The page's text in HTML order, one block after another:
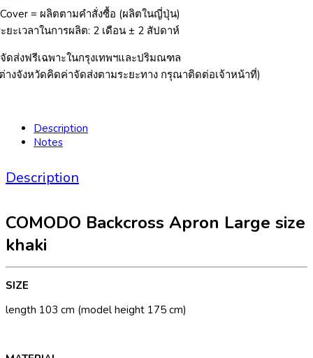
= ผลิตตามคำสั่งซื้อ (ผลิตในญี่ปุ่น)
ยะเวลาในการผลิต: 2 เดือน ± 2 สัปดาห์
ดส่งฟรีเฉพาะในกรุงเทพฯและปริมณฑล
างจังหวัดคิดค่าจัดส่งตามระยะทาง กรุณาติดต่อเจ้าหน้าที่)
Description
Notes
Description
COMODO Backcross Apron Large size
khaki
SIZE
length 103 cm (model height 175 cm)